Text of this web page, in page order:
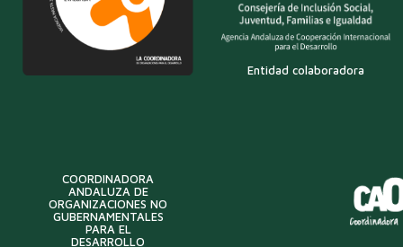
Entidad colaboradora
COORDINADORA
ANDALUZA DE
ORGANIZACIONES NO
GUBERNAMENTALES
PARA EL
DESARROLLO